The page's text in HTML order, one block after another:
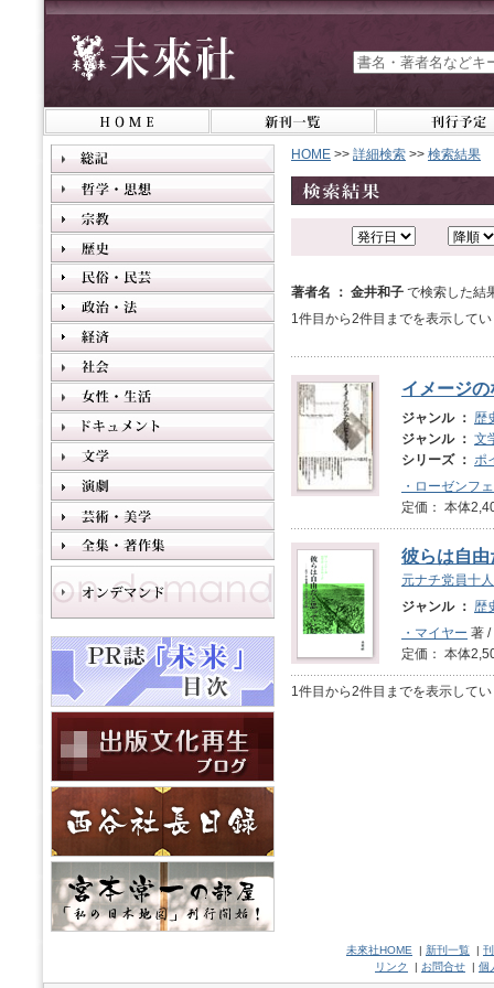
HOME >> 詳細検索 >> 検索結果
著者名 ： 金井和子 で検索した結
1件目から2件目までを表示して
イメージ
ジャンル ： 歴
ジャンル ： 文
シリーズ ： ポ
・ローゼンフ
定価： 本体
彼らは自
元ナチ党員十
ジャンル ： 歴
・マイヤー 著 /
定価： 本体
1件目から2件目までを表示して
未來社HOME | 新刊一覧 |
リンク
| お問合せ | 個